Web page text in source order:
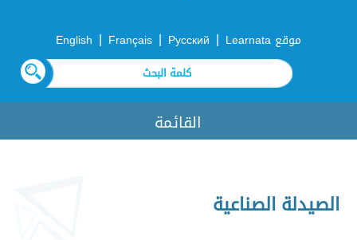
موقع Learnata |
Русский
|
Français
|
English
القائمة
الصيدلة الصناعية